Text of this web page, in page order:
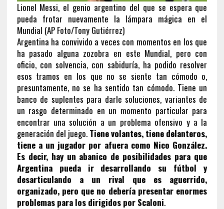
Lionel Messi, el genio argentino del que se espera que
pueda frotar nuevamente la lámpara mágica en el
Mundial (AP Foto/Tony Gutiérrez)
Argentina ha convivido a veces con momentos en los que
ha pasado alguna zozobra en este Mundial, pero con
oficio, con solvencia, con sabiduría, ha podido resolver
esos tramos en los que no se siente tan cómodo o,
presuntamente, no se ha sentido tan cómodo. Tiene un
banco de suplentes para darle soluciones, variantes de
un rasgo determinado en un momento particular para
encontrar una solución a un problema ofensivo y a la
generación del juego. Tiene volantes, tiene delanteros,
tiene a un jugador por afuera como Nico González.
Es decir, hay un abanico de posibilidades para que
Argentina pueda ir desarrollando su fútbol y
desarticulando a un rival que es aguerrido,
organizado, pero que no debería presentar enormes
problemas para los dirigidos por Scaloni.